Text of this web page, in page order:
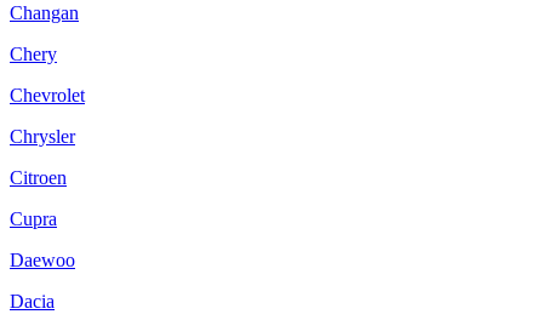
Changan
Chery
Chevrolet
Chrysler
Citroen
Cupra
Daewoo
Dacia